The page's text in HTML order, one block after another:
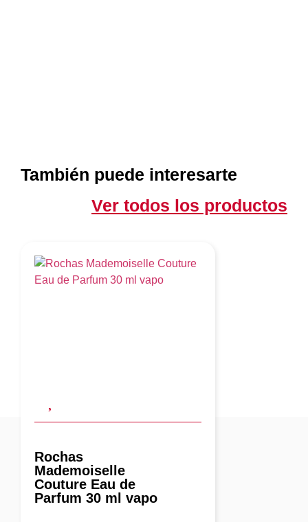
También puede interesarte
Ver todos los productos
Rochas
Mademoiselle
Couture Eau de
Parfum 30 ml vapo